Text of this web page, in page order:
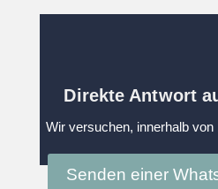
Direkte Antwort
Wir versuchen, innerhalb
Senden einer